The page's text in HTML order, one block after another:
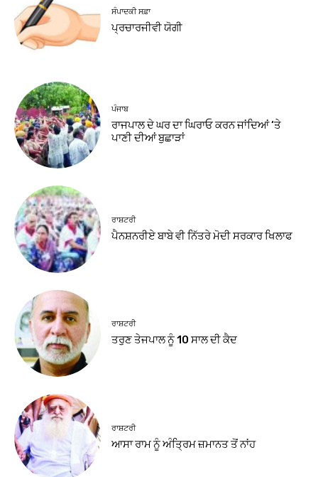
ਸੰਪਾਦਕੀ ਸਫ਼ਾ
ਪ੍ਰਚਾਰਜੀਵੀ ਯੋਗੀ
ਪੰਜਾਬ
ਰਾਜਪਾਲ ਦੇ ਘਰ ਦਾ ਘਿਰਾਓ ਕਰਨ ਜਾਂਦਿਆਂ ‘ਤੇ
ਪਾਣੀ ਦੀਆਂ ਬੁਛਾੜਾਂ
ਰਾਸ਼ਟਰੀ
ਪੈਨਸ਼ਨਰੀਏ ਬਾਬੇ ਵੀ ਨਿੱਤਰੇ ਮੋਦੀ ਸਰਕਾਰ ਖਿਲਾਫ
ਰਾਸ਼ਟਰੀ
ਤਰੁਣ ਤੇਜਪਾਲ ਨੂੰ 10 ਸਾਲ ਦੀ ਕੈਦ
ਰਾਸ਼ਟਰੀ
ਆਸਾ ਰਾਮ ਨੂੰ ਅੰਤ੍ਰਿਮ ਜ਼ਮਾਨਤ ਤੋਂ ਨਾਂਹ